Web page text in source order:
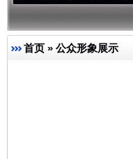
首页 » 公众形象展示